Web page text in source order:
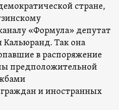
стране,
«Формула» депутат
Так она
в распоряжение
предположительной
и иностранных